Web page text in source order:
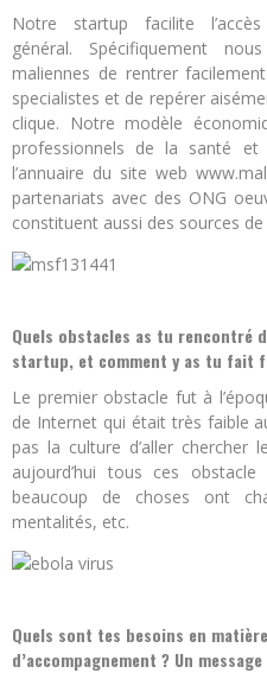
Notre startup facilite
général. Spécifiquement
maliennes de rentrer
specialistes et de repérer
clique. Notre modèle
professionnels de la santé et
l’annuaire du site web
partenariats avec des ONG
constituent aussi des sources
Quels obstacles as tu rencontré
startup, et comment y as tu fait
Le premier obstacle fut à
de Internet qui était très faible
pas la culture d’aller chercher
aujourd’hui tous ces
beaucoup de choses ont
mentalités, etc.
Quels sont tes besoins en
d’accompagnement ? Un